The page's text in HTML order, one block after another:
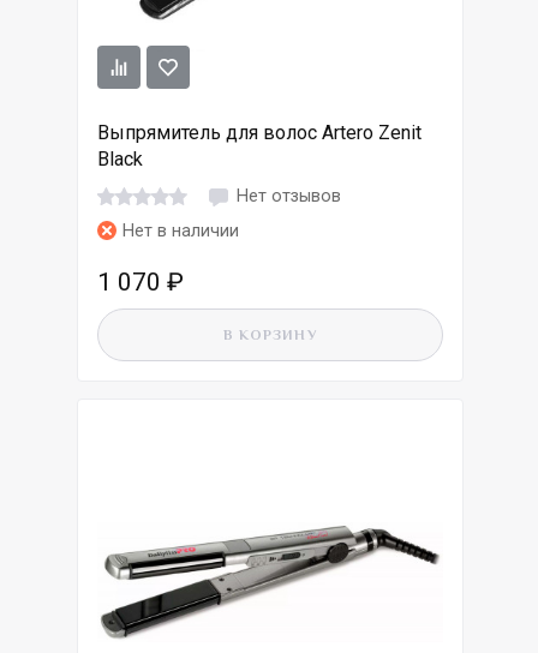
Выпрямитель для волос Artero Zenit
Black
Нет отзывов
Нет в наличии
1 070 ₽
В КОРЗИНУ